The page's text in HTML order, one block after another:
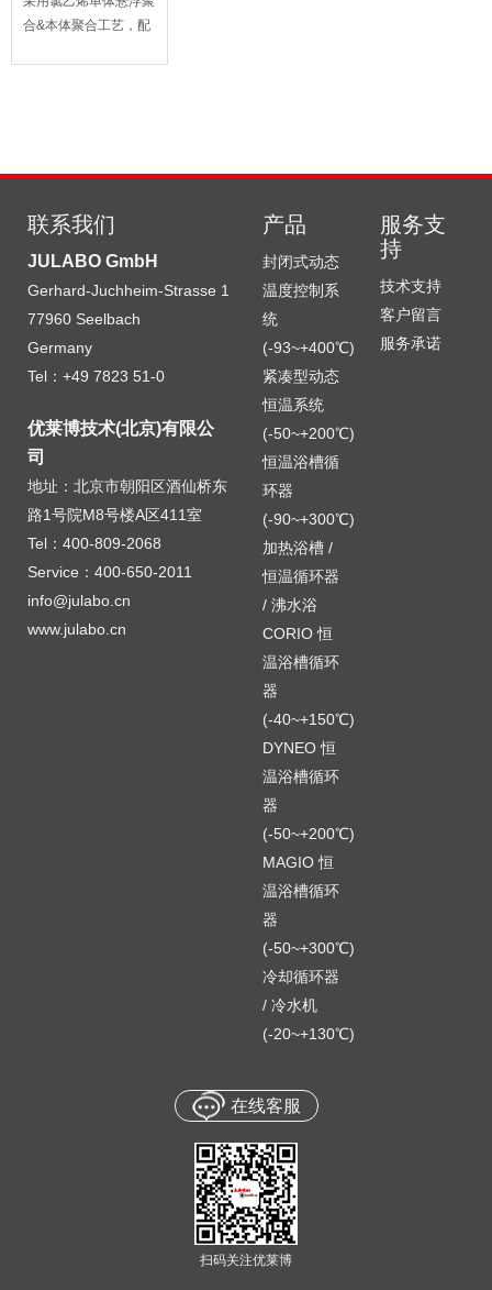
合&本体聚合工艺，配
联系我们
JULABO GmbH
Gerhard-Juchheim-Strasse 1
77960 Seelbach
Germany
Tel：+49 7823 51-0
优莱博技术(北京)有限公
司
地址：北京市朝阳区酒仙桥东
路1号院M8号楼A区411室
Tel：400-809-2068
Service：400-650-2011
info@julabo.cn
www.julabo.cn
产品
封闭式动态
温度控制系
统
(-93~+400℃)
紧凑型动态
恒温系统
(-50~+200℃)
恒温浴槽循
环器
(-90~+300℃)
加热浴槽 /
恒温循环器
/ 沸水浴
CORIO 恒
温浴槽循环
器
(-40~+150℃)
DYNEO 恒
温浴槽循环
器
(-50~+200℃)
MAGIO 恒
温浴槽循环
器
(-50~+300℃)
冷却循环器
/ 冷水机
(-20~+130℃)
服务支
持
技术支持
客户留言
服务承诺
在线客服
扫码关注优莱博